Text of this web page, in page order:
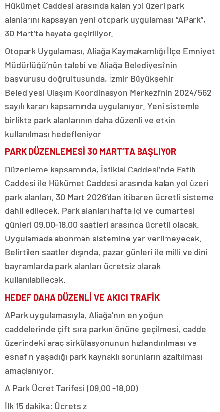
Hükümet Caddesi arasında kalan yol üzeri park
alanlarını kapsayan yeni otopark uygulaması “APark”,
30 Mart’ta hayata geçiriliyor.
Otopark Uygulaması, Aliağa Kaymakamlığı İlçe Emniyet
Müdürlüğü’nün talebi ve Aliağa Belediyesi’nin
başvurusu doğrultusunda, İzmir Büyükşehir
Belediyesi Ulaşım Koordinasyon Merkezi’nin 2024/562
sayılı kararı kapsamında uygulanıyor. Yeni sistemle
birlikte park alanlarının daha düzenli ve etkin
kullanılması hedefleniyor.
PARK DÜZENLEMESİ 30 MART’TA BAŞLIYOR
Düzenleme kapsamında, İstiklal Caddesi’nde Fatih
Caddesi ile Hükümet Caddesi arasında kalan yol üzeri
park alanları, 30 Mart 2026’dan itibaren ücretli sisteme
dahil edilecek. Park alanları hafta içi ve cumartesi
günleri 09.00-18.00 saatleri arasında ücretli olacak.
Uygulamada abonman sistemine yer verilmeyecek.
Belirtilen saatler dışında, pazar günleri ile milli ve dini
bayramlarda park alanları ücretsiz olarak
kullanılabilecek.
HEDEF DAHA DÜZENLİ VE AKICI TRAFİK
APark uygulamasıyla, Aliağa’nın en yoğun
caddelerinde çift sıra parkın önüne geçilmesi, cadde
üzerindeki araç sirkülasyonunun hızlandırılması ve
esnafın yaşadığı park kaynaklı sorunların azaltılması
amaçlanıyor.
A Park Ücret Tarifesi (09.00 -18.00)
İlk 15 dakika: Ücretsiz